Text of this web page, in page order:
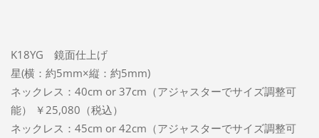
K18YG 鏡面仕上げ
星(横：約5mm×縦：約5mm)
ネックレス：40cm or 37cm（アジャスターでサイズ調整可
能） ￥25,080（税込）
ネックレス：45cm or 42cm（アジャスターでサイズ調整可